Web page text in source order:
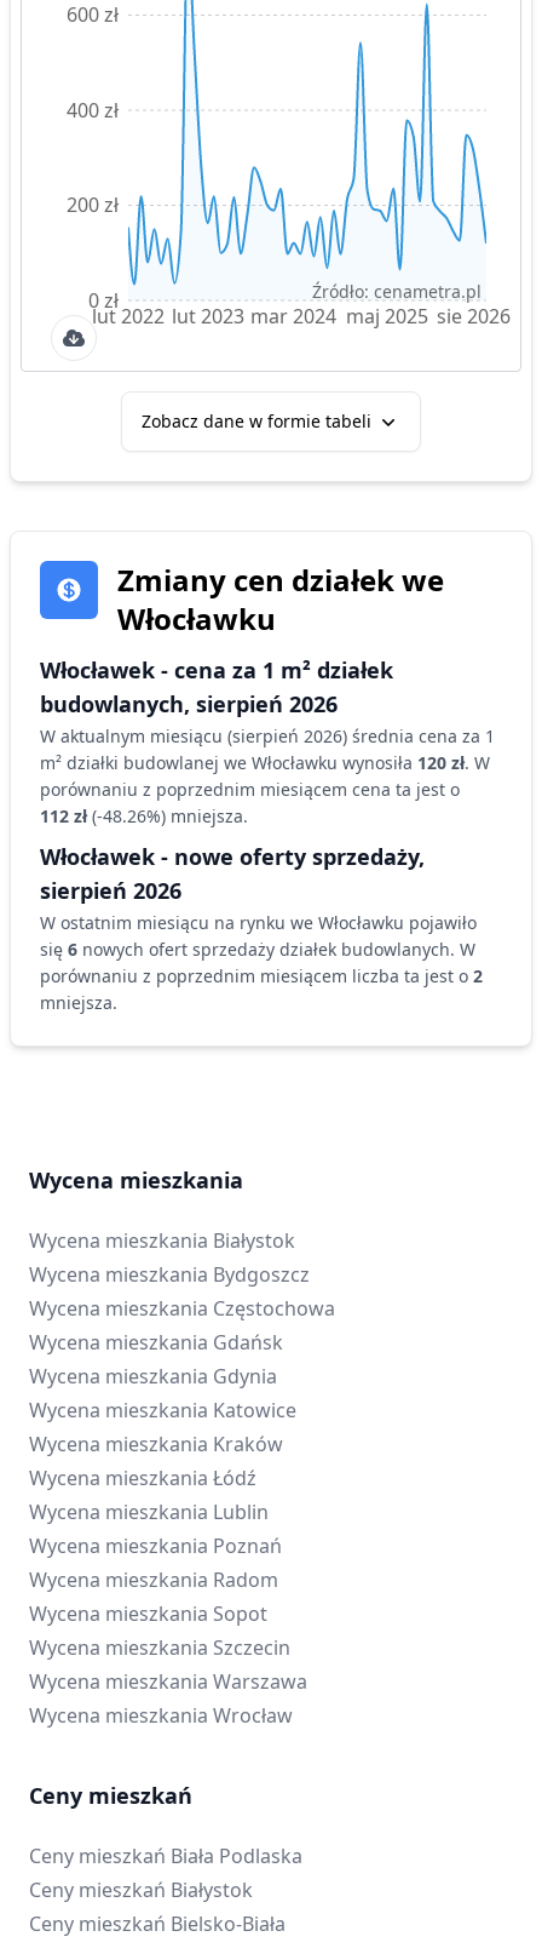
lut 2022 lut 2023 mar 2024 maj 2025 sie 2026
0 zł
200 zł
400 zł
600 zł
Źródło: cenametra.pl
Zobacz dane w formie tabeli
Zmiany cen działekwe
Włocławku
Włocławek - cena za 1 m² działek
budowlanych, sierpień 2026
W aktualnym miesiącu (sierpień 2026) średnia cena za 1
m² działki budowlanej we Włocławku wynosiła 120 zł. W
porównaniu z poprzednim miesiącem cena ta jest o
112 zł (-48.26%) mniejsza.
Włocławek - nowe oferty sprzedaży,
sierpień 2026
W ostatnim miesiącu na rynku we Włocławku pojawiło
się 6 nowych ofert sprzedaży działek budowlanych. W
porównaniu z poprzednim miesiącem liczba ta jest o 2
mniejsza.
Wycena mieszkania
Wycena mieszkania Białystok
Wycena mieszkania Bydgoszcz
Wycena mieszkania Częstochowa
Wycena mieszkania Gdańsk
Wycena mieszkania Gdynia
Wycena mieszkania Katowice
Wycena mieszkania Kraków
Wycena mieszkania Łódź
Wycena mieszkania Lublin
Wycena mieszkania Poznań
Wycena mieszkania Radom
Wycena mieszkania Sopot
Wycena mieszkania Szczecin
Wycena mieszkania Warszawa
Wycena mieszkania Wrocław
Ceny mieszkań
Ceny mieszkań Biała Podlaska
Ceny mieszkań Białystok
Ceny mieszkań Bielsko-Biała